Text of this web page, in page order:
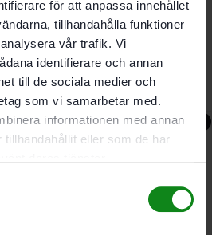
för att anpassa innehållet
tillhandahålla funktioner
vår trafik. Vi
identifierare och annan
till de sociala medier och
som vi samarbetar med.
informationen med annan
eller som de har
2 125-
2 150 4,0